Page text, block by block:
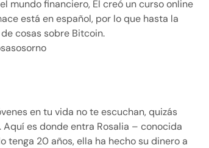
mundo financiero, Él creó un curso online
está en español, por lo que hasta la
cosas sobre Bitcoin.
en tu vida no te escuchan, quizás
es donde entra Rosalia – conocida
tenga 20 años, ella ha hecho su dinero a